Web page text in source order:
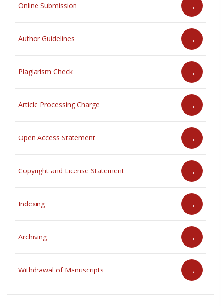
Online Submission
Author Guidelines
Plagiarism Check
Article Processing Charge
Open Access Statement
Copyright and License Statement
Indexing
Archiving
Withdrawal of Manuscripts